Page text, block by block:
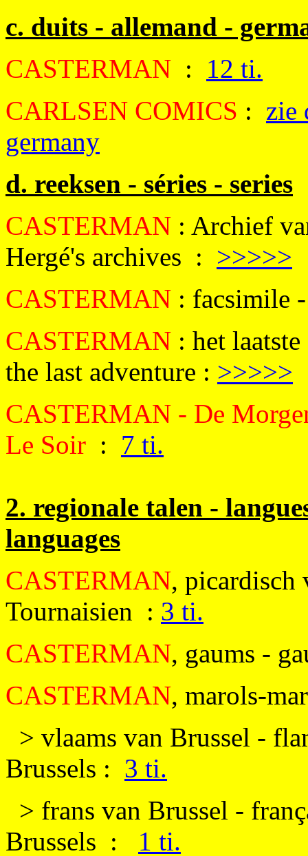
c. duits - allemand -
CASTERMAN : 12 ti.
CARLSEN COMICS : zie
germany
d. reeksen - séries - series
CASTERMAN : Archief
Hergé's archives : >>>>>
CASTERMAN : facsimile
CASTERMAN : het
the last adventure : >>>>>
CASTERMAN - De
Le Soir : 7 ti.
2. regionale talen -
languages
CASTERMAN, picardisch
Tournaisien : 3 ti.
CASTERMAN, gaums -
CASTERMAN, marols-
> vlaams van Brussel -
Brussels : 3 ti.
> frans van Brussel -
Brussels : 1 ti.